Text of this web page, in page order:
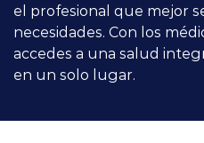
Telemedicina Blua
el profesional que mejor
necesidades. Con los
accedes a una salud
en un solo lugar.